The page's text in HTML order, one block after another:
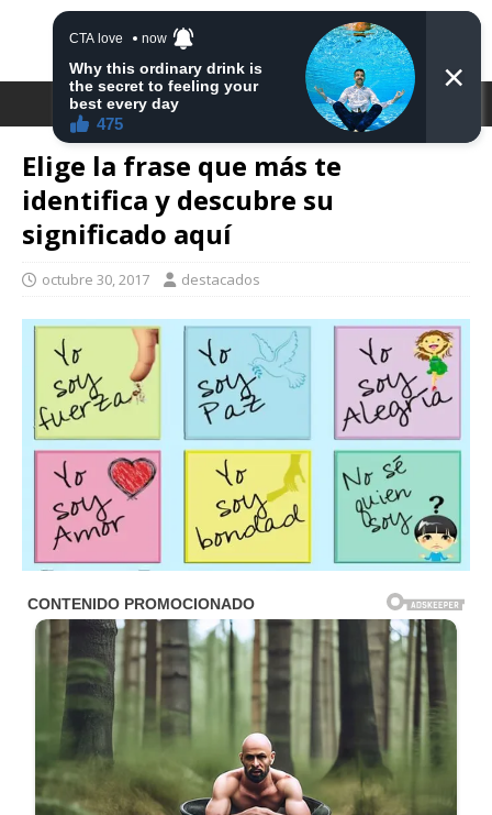
DESTACA2
Elige la frase que más te
identifica y descubre su
significado aquí
octubre 30, 2017 destacados